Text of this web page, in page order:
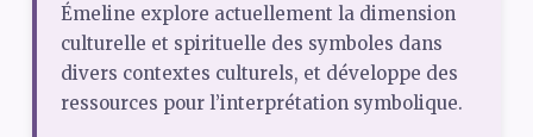
Émeline explore actuellement la dimension
culturelle et spirituelle des symboles dans
divers contextes culturels, et développe des
ressources pour l’interprétation symbolique.